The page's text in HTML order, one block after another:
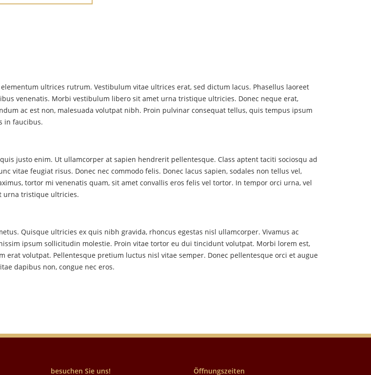
ultrices rutrum. Vestibulum vitae ultrices erat, sed dictum lacus. Phasellus laoreet
venenatis. Morbi vestibulum libero sit amet urna tristique ultricies. Donec neque erat,
ac est non, malesuada volutpat nibh. Proin pulvinar consequat tellus, quis tempus ipsum
in faucibus.
justo enim. Ut ullamcorper at sapien hendrerit pellentesque. Class aptent taciti sociosqu ad
vitae feugiat risus. Donec nec commodo felis. Donec lacus sapien, sodales non tellus vel,
tortor mi venenatis quam, sit amet convallis eros felis vel tortor. In tempor orci urna, vel
urna tristique ultricies.
Quisque ultricies ex quis nibh gravida, rhoncus egestas nisl ullamcorper. Vivamus ac
ipsum sollicitudin molestie. Proin vitae tortor eu dui tincidunt volutpat. Morbi lorem est,
volutpat. Pellentesque pretium luctus nisl vitae semper. Donec pellentesque orci et augue
dapibus non, congue nec eros.
besuchen Sie uns! Öffnungszeiten